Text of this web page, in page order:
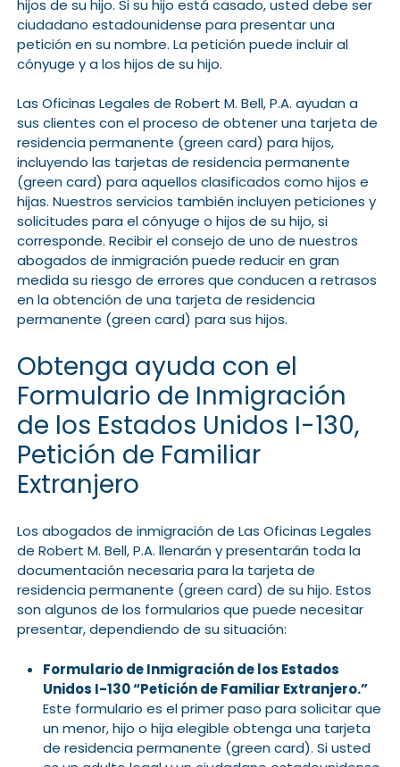
hijos de su hijo. Si su hijo está casado, usted debe ser
ciudadano estadounidense para presentar una
petición en su nombre. La petición puede incluir al
cónyuge y a los hijos de su hijo.
Las Oficinas Legales de Robert M. Bell, P.A. ayudan a
sus clientes con el proceso de obtener una tarjeta de
residencia permanente (green card) para hijos,
incluyendo las tarjetas de residencia permanente
(green card) para aquellos clasificados como hijos e
hijas. Nuestros servicios también incluyen peticiones y
solicitudes para el cónyuge o hijos de su hijo, si
corresponde. Recibir el consejo de uno de nuestros
abogados de inmigración puede reducir en gran
medida su riesgo de errores que conducen a retrasos
en la obtención de una tarjeta de residencia
permanente (green card) para sus hijos.
Obtenga ayuda con el
Formulario de Inmigración
de los Estados Unidos I-130,
Petición de Familiar
Extranjero
Los abogados de inmigración de Las Oficinas Legales
de Robert M. Bell, P.A. llenarán y presentarán toda la
documentación necesaria para la tarjeta de
residencia permanente (green card) de su hijo. Estos
son algunos de los formularios que puede necesitar
presentar, dependiendo de su situación:
Formulario de Inmigración de los Estados
Unidos I-130 “Petición de Familiar Extranjero.”
Este formulario es el primer paso para solicitar que
un menor, hijo o hija elegible obtenga una tarjeta
de residencia permanente (green card). Si usted